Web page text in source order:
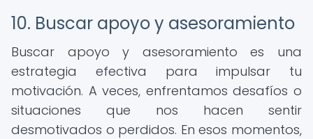
10. Buscar apoyo y asesoramiento
Buscar apoyo y asesoramiento es una
estrategia efectiva para impulsar tu
motivación. A veces, enfrentamos desafíos o
situaciones que nos hacen sentir
desmotivados o perdidos. En esos momentos,